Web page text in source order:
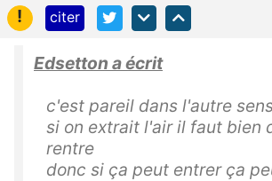
!
citer
Edsetton a écrit
c'est pareil dans l'autre
si on extrait l'air il faut bien
rentre
donc si ça peut entrer ça